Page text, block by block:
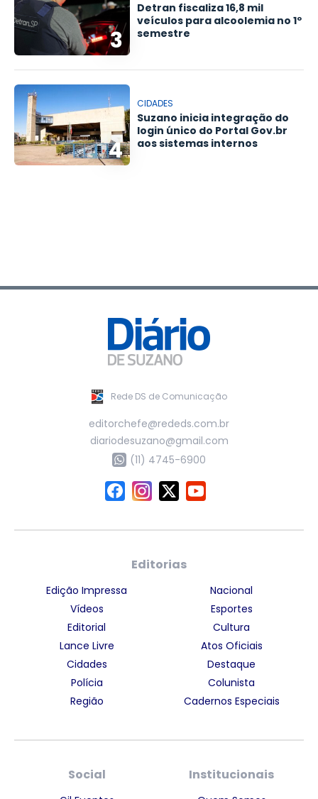
3
Detran fiscaliza 16,8 mil
veículos para alcoolemia no 1º
semestre
4
CIDADES
Suzano inicia integração do
login único do Portal Gov.br
aos sistemas internos
Rede DS de Comunicação
editorchefe@rededs.com.br
diariodesuzano@gmail.com
(11) 4745-6900
Editorias
Edição Impressa
Vídeos
Editorial
Lance Livre
Cidades
Polícia
Região
Nacional
Esportes
Cultura
Atos Oficiais
Destaque
Colunista
Cadernos Especiais
Social Institucionais